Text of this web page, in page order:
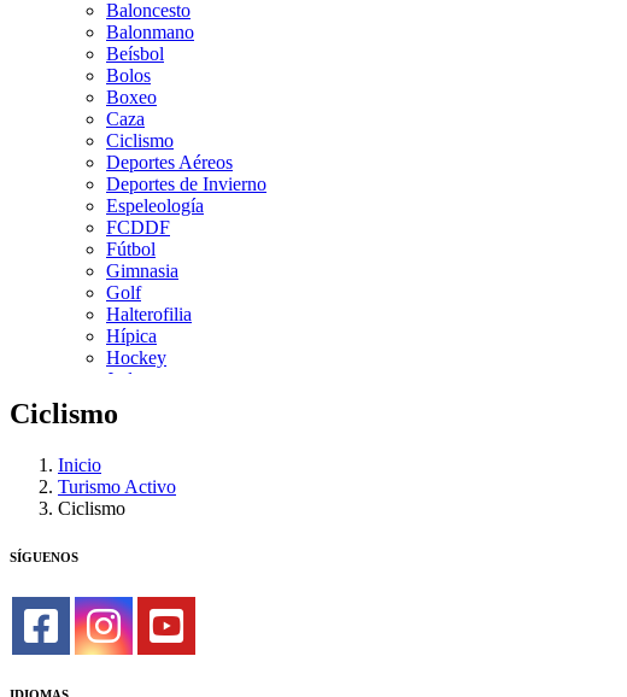
Baloncesto
Balonmano
Beísbol
Bolos
Boxeo
Caza
Ciclismo
Deportes Aéreos
Deportes de Invierno
Espeleología
FCDDF
Fútbol
Gimnasia
Golf
Halterofilia
Hípica
Hockey
Judo
Kickboxing
Pádel
Patinaje
Remo
Rugby
Salvamento y Socorrismo
Squash
Ciclismo
Inicio
Turismo Activo
Ciclismo
SÍGUENOS